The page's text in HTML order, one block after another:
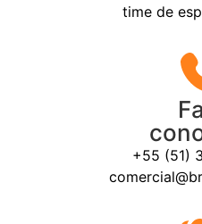
time de
+55 (51)